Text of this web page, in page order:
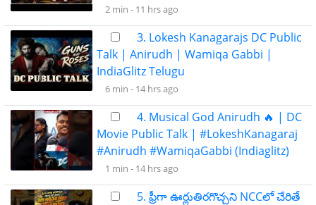
2 min - 11 hrs ago
3. Lokesh Kanagarajs DC Public
Talk | Anirudh | Wamiqa Gabbi |
IndiaGlitz Telugu
6 min - 14 hrs ago
4. Musical God Anirudh 🔥 | DC
Movie Public Talk | #LokeshKanagaraj
#Anirudh #WamiqaGabbi (Indiaglitz)
1 min - 14 hrs ago
5. ఫ్రీగా ఊర్లుతిరగొచ్చని NCCలో చేరితే